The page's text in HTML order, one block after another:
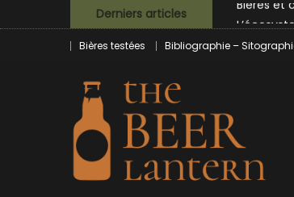
to
Derniers articles
Zoumaï :
Bières testées Bibliographie –